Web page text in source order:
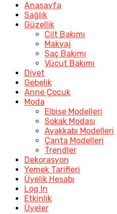
Anasayfa
Sağlık
Güzellik
Cilt Bakımı
Makyaj
Saç Bakımı
Vücut Bakımı
Diyet
Gebelik
Anne Çocuk
Moda
Elbise Modelleri
Sokak Modası
Ayakkabı Modelleri
Çanta Modelleri
Trendler
Dekorasyon
Yemek Tarifleri
Üyelik Hesabı
Log In
Etkinlik
Üyeler